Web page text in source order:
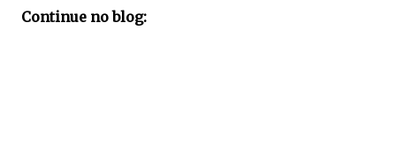
Continue no blog: